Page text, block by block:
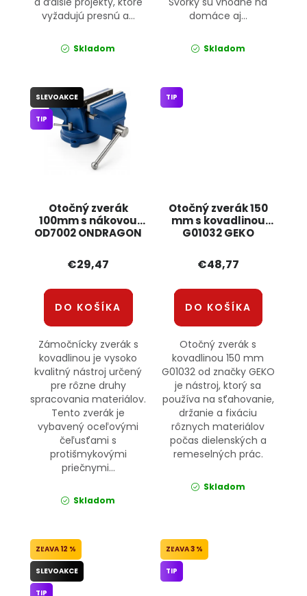
vyžadujú presnú a...
Skladom
domáce aj...
Skladom
Otočný zverák
100mm s nákovou
OD7002 ONDRAGON
SLEVOAKCE
TIP
€29,47
DO KOŠÍKA
Zámočnícky zverák s
kovadlinou je vysoko
kvalitný nástroj určený
pre rôzne druhy
spracovania materiálov.
Tento zverák je
vybavený oceľovými
čeľusťami s
protišmykovými
priečnymi...
Skladom
Otočný zverák 150
mm s kovadlinou
G01032 GEKO
TIP
€48,77
DO KOŠÍKA
Otočný zverák s
kovadlinou 150 mm
G01032 od značky GEKO
je nástroj, ktorý sa
používa na sťahovanie,
držanie a fixáciu
rôznych materiálov
počas dielenských a
remeselných prác.
Skladom
12 %
SLEVOAKCE
TIP
3 %
TIP